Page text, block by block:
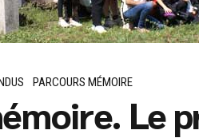
PARCOURS MÉMOIRE
Le